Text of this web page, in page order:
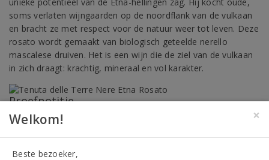
soms verlaten wijngaarden op de noordflank van de vulkaan
en bracht ze met respect voor de natuur weer tot leven. Deze
rosato wordt gemaakt van biologisch geteelde nerello
mascalese druiven. Het is een wijn die de ziel van de vulkaan
in zich draagt: krachtig, mineraal en vol karakter.
Proefnotitie
Fraaie bleke, zalmroze tint. Het ingetogen aroma is fijn fruitig×
Welkom!
Beste bezoeker,